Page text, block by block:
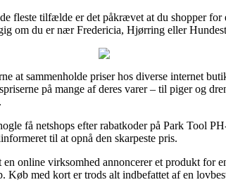
fleste tilfælde er det påkrævet at du shopper for
om du er nær Fredericia, Hjørring eller
at sammenholde priser hos diverse internet
på mange af deres varer – til piger og
få netshops efter rabatkoder på Park Tool
til at opnå den skarpeste pris.
online virksomhed annoncerer et produkt for
Køb med kort er trods alt indbefattet af en